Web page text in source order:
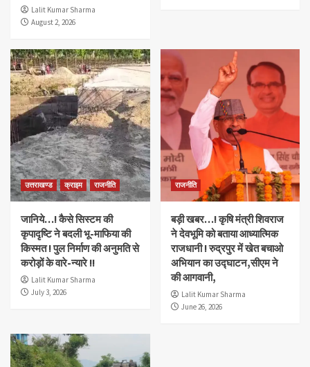
Lalit Kumar Sharma
August 2, 2026
उत्तराखण्ड क्राइम राजनीति
जानिये…! कैसे सिस्टम की
कृपादृष्टि ने बदली भू-माफिया की
किस्मत ! पुल निर्माण की अनुमति से
करोड़ों के वारे-न्यारे !!
Lalit Kumar Sharma
July 3, 2026
राजनीति
बड़ी खबर…! कृषि मंत्री शिवराज
ने देवभूमि को बताया आध्यात्मिक
राजधानी ! रुद्रपुर में खेत बचाओ
अभियान का उद्घाटन,सीएम ने
की आगवानी,
Lalit Kumar Sharma
June 26, 2026